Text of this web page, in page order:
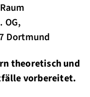
OG,
Dortmund
theoretisch und
vorbereitet.